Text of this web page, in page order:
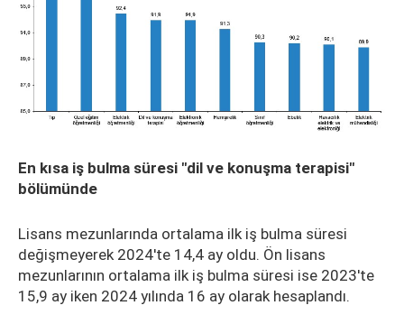
En kısa iş bulma süresi "dil ve konuşma terapisi"
bölümünde
Lisans mezunlarında ortalama ilk iş bulma süresi
değişmeyerek 2024'te 14,4 ay oldu. Ön lisans
mezunlarının ortalama ilk iş bulma süresi ise 2023'te
15,9 ay iken 2024 yılında 16 ay olarak hesaplandı.